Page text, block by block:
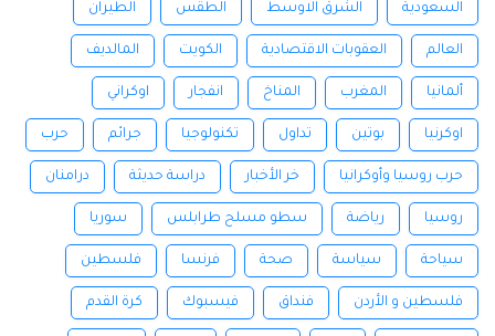
السعودية الشرق الاوسط الطقس الطيران
العالم العقوبات الاقتصادية الكويت المالديف
ألمانيا المغرب المناخ انفجار اوكراني
اوكرنيا بوتين تداول تكنولوجيا جرائم حرب
حرب روسيا وأوكرانيا خر الأخبار دراسة حديثة درامنان
روسيا رياضة سطو مسلح طرابلس سوريا
سياحة سياسة صحة فرنسا فلسطين
فلسطين و الأردن فنداق فيسبوك كرة القدم